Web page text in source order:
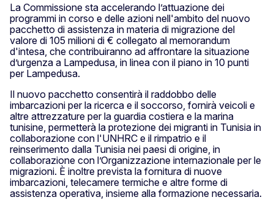
La Commissione sta accelerando l’attuazione dei
programmi in corso e delle azioni nell'ambito del nuovo
pacchetto di assistenza in materia di migrazione del
valore di 105 milioni di € collegato al memorandum
d'intesa, che contribuiranno ad affrontare la situazione
d’urgenza a Lampedusa, in linea con il piano in 10 punti
per Lampedusa.
Il nuovo pacchetto consentirà il raddobbo delle
imbarcazioni per la ricerca e il soccorso, fornirà veicoli e
altre attrezzature per la guardia costiera e la marina
tunisine, permetterà la protezione dei migranti in Tunisia in
collaborazione con l'UNHRC e il rimpatrio e il
reinserimento dalla Tunisia nei paesi di origine, in
collaborazione con l’Organizzazione internazionale per le
migrazioni. È inoltre prevista la fornitura di nuove
imbarcazioni, telecamere termiche e altre forme di
assistenza operativa, insieme alla formazione necessaria.